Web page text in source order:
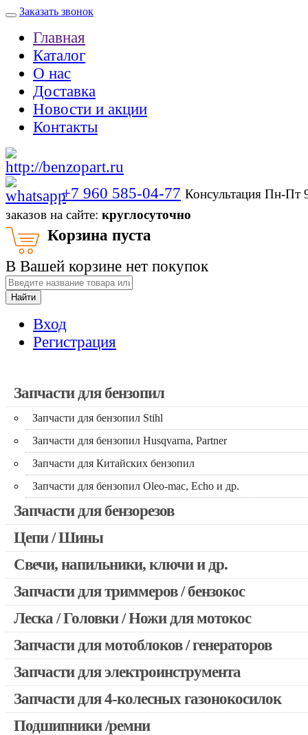
Заказать звонок
Главная
Каталог
О нас
Доставка
Новости и акции
Контакты
+7 960 585-04-77 Консультация Пн-
заказов на сайте: круглосуточно
Корзина пуста
В Вашей корзине нет покупок
Найти
Вход
Регистрация
Запчасти для бензопил
Запчасти для бензопил Stihl
Запчасти для бензопил Husqvarna, Partner
Запчасти для Китайских бензопил
Запчасти для бензопил Oleo-mac, Echo и др.
Запчасти для бензорезов
Цепи / Шины
Свечи, напильники, ключи и др.
Запчасти для триммеров / бензокос
Запчасти для Китайских триммеров
Запчасти для мотокос Stihl / Husqvarna / Oleo-mac / Echo и
Леска / Головки / Ножи для мотокос
Запчасти для мотоблоков / генераторов
Запчасти для электроинструмента
Двигатели, редукторы для шуруповертов
Выключатели, переключатели
Запчасти для 4-колесных газонокосилок
Подшипники /ремни